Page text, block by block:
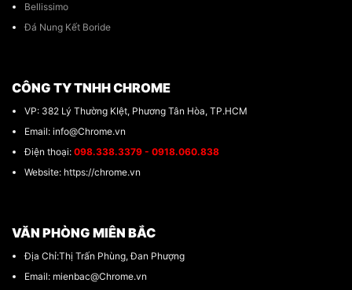
Bellissimo
Đá Nung Kết Boride
CÔNG TY TNHH CHROME
VP: 382 Lý Thường KIệt, Phương Tân Hòa, TP.HCM
Email: info@Chrome.vn
Điện thoại: 098.338.3379 - 0918.060.838
Website: https://chrome.vn
VĂN PHÒNG MIÊN BẮC
Địa Chỉ:Thị Trấn Phùng, Đan Phượng
Email: mienbac@Chrome.vn